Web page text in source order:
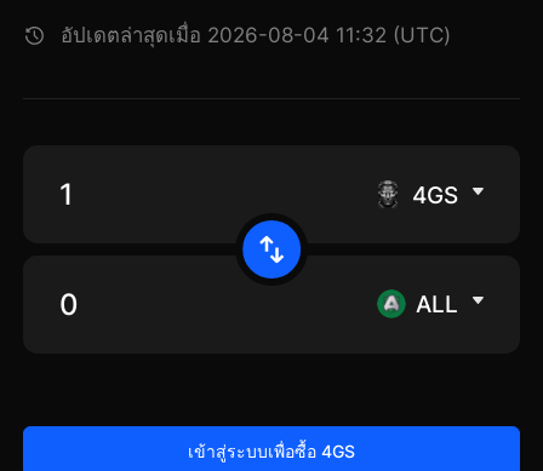
อัปเดตล่าสุดเมื่อ 2026-08-04 11:32 (UTC)
4GS
ALL
เข้าสู่ระบบเพื่อซื้อ 4GS